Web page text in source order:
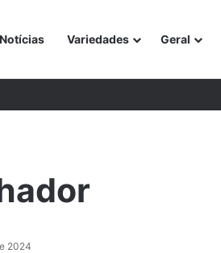
Notícias Variedades Geral
2024